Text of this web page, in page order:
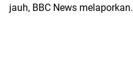
jauh, BBC News melaporkan.